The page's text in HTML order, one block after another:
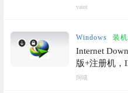
vaint
Windows 装
Internet
版+注册机，
阿喵